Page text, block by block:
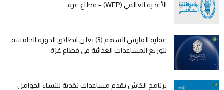
الأغذية العالمي (WFP) – قطاع غزة
عملية الفارس الشهم (3) تعلن انطلاق الدورة الخامسة
لتوزيع المساعدات الغذائية في قطاع غزة
برنامج الكاش يقدم مساعدات نقدية للنساء الحوامل